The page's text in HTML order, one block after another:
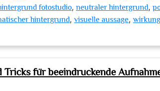
fotostudio, neutraler hintergrund,
hintergrund, visuelle aussage, wirkung
für beeindruckende